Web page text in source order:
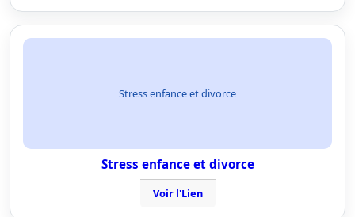
Stress enfance et divorce
Stress enfance et divorce
Voir l'Lien